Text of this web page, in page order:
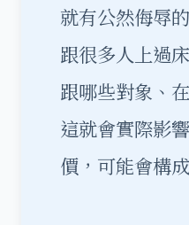
就有公然侮辱
跟很多人上過
跟哪些對象、
這就會實際影
價，可能會構